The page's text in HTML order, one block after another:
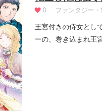
0 ファンタジー
王宮付きの侍女とし
ーの、巻き込まれ王